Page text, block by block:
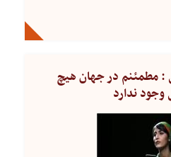
: مطمئنم در جهان هیچ
وجود ندارد